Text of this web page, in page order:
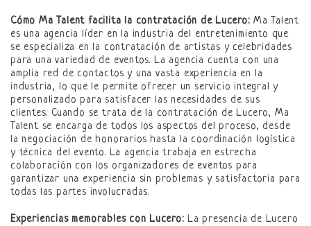
Cómo Ma Talent facilita la contratación de Lucero: Ma Talent
es una agencia líder en la industria del entretenimiento que
se especializa en la contratación de artistas y celebridades
para una variedad de eventos. La agencia cuenta con una
amplia red de contactos y una vasta experiencia en la
industria, lo que le permite ofrecer un servicio integral y
personalizado para satisfacer las necesidades de sus
clientes. Cuando se trata de la contratación de Lucero, Ma
Talent se encarga de todos los aspectos del proceso, desde
la negociación de honorarios hasta la coordinación logística
y técnica del evento. La agencia trabaja en estrecha
colaboración con los organizadores de eventos para
garantizar una experiencia sin problemas y satisfactoria para
todas las partes involucradas.
Experiencias memorables con Lucero: La presencia de Lucero